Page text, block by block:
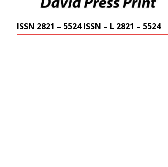
ISSN 2821 – 5524 ISSN – L 2821 – 5524